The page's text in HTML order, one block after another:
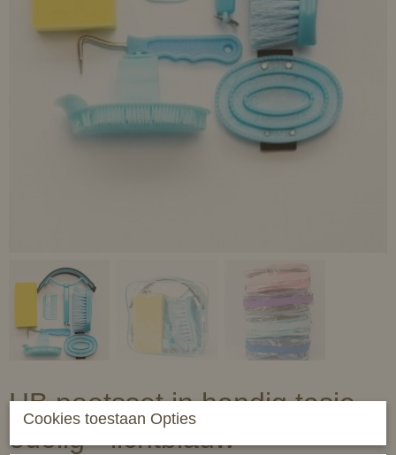
HB poetsset in handig tasje -
8delig - lichtblauw
Cookies toestaan Opties